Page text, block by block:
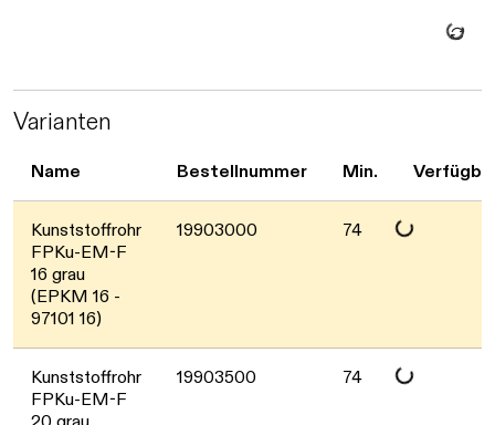
Daten werden geladen. Bitte warten...
Varianten
Name Bestellnummer Min.
Kunststoffrohr
FPKu-EM-F
16 grau
(EPKM 16 -
97101 16)
19903000 74
Daten werden geladen. Bitte warten...
Kunststoffrohr
FPKu-EM-F
19903500 74